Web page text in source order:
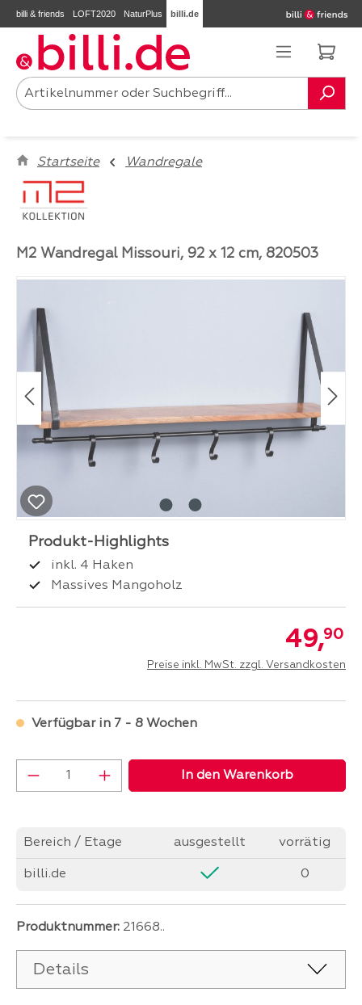
Zum Hauptinhalt springen
billi & friends LOFT2020 NaturPlus billi.de
Startseite Wandregale
M2 Wandregal Missouri, 92 x 12 cm, 820503
inkl. 4 Haken
Massives Mangoholz
49,90
Preise inkl. MwSt. zzgl. Versandkosten
Verfügbar in 7 - 8 Wochen
Produkt Anzahl: Gib den gewünschten
In den Warenkorb
Bereich / Etage ausgestellt vorrätig
billi.de 0
Produktnummer: 21668..
Details